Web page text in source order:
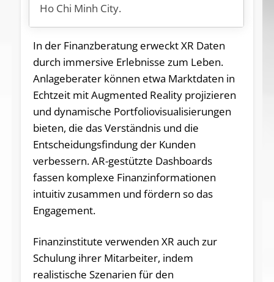
Ho Chi Minh City.
In der Finanzberatung erweckt XR Daten
durch immersive Erlebnisse zum Leben.
Anlageberater können etwa Marktdaten in
Echtzeit mit Augmented Reality projizieren
und dynamische Portfoliovisualisierungen
bieten, die das Verständnis und die
Entscheidungsfindung der Kunden
verbessern. AR-gestützte Dashboards
fassen komplexe Finanzinformationen
intuitiv zusammen und fördern so das
Engagement.
Finanzinstitute verwenden XR auch zur
Schulung ihrer Mitarbeiter, indem
realistische Szenarien für den